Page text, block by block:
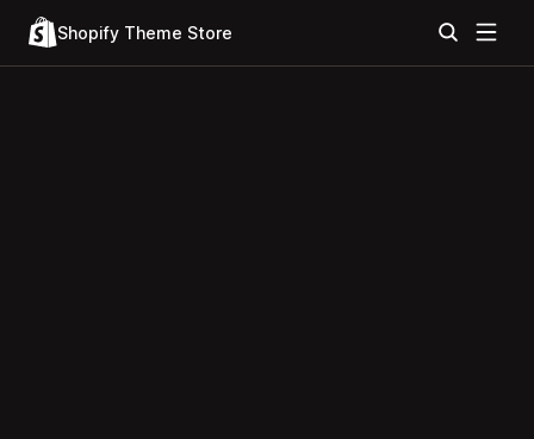
Shopify Theme Store